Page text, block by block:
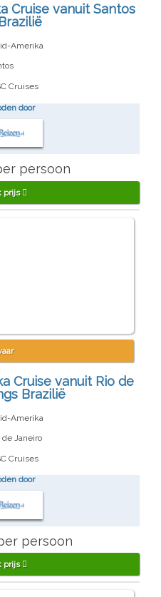
Cruise vanuit Santos
Amerika
Cruises
door
persoon
prijs
Cruise vanuit Rio de
Brazilië
Amerika
de Janeiro
Cruises
door
persoon
prijs